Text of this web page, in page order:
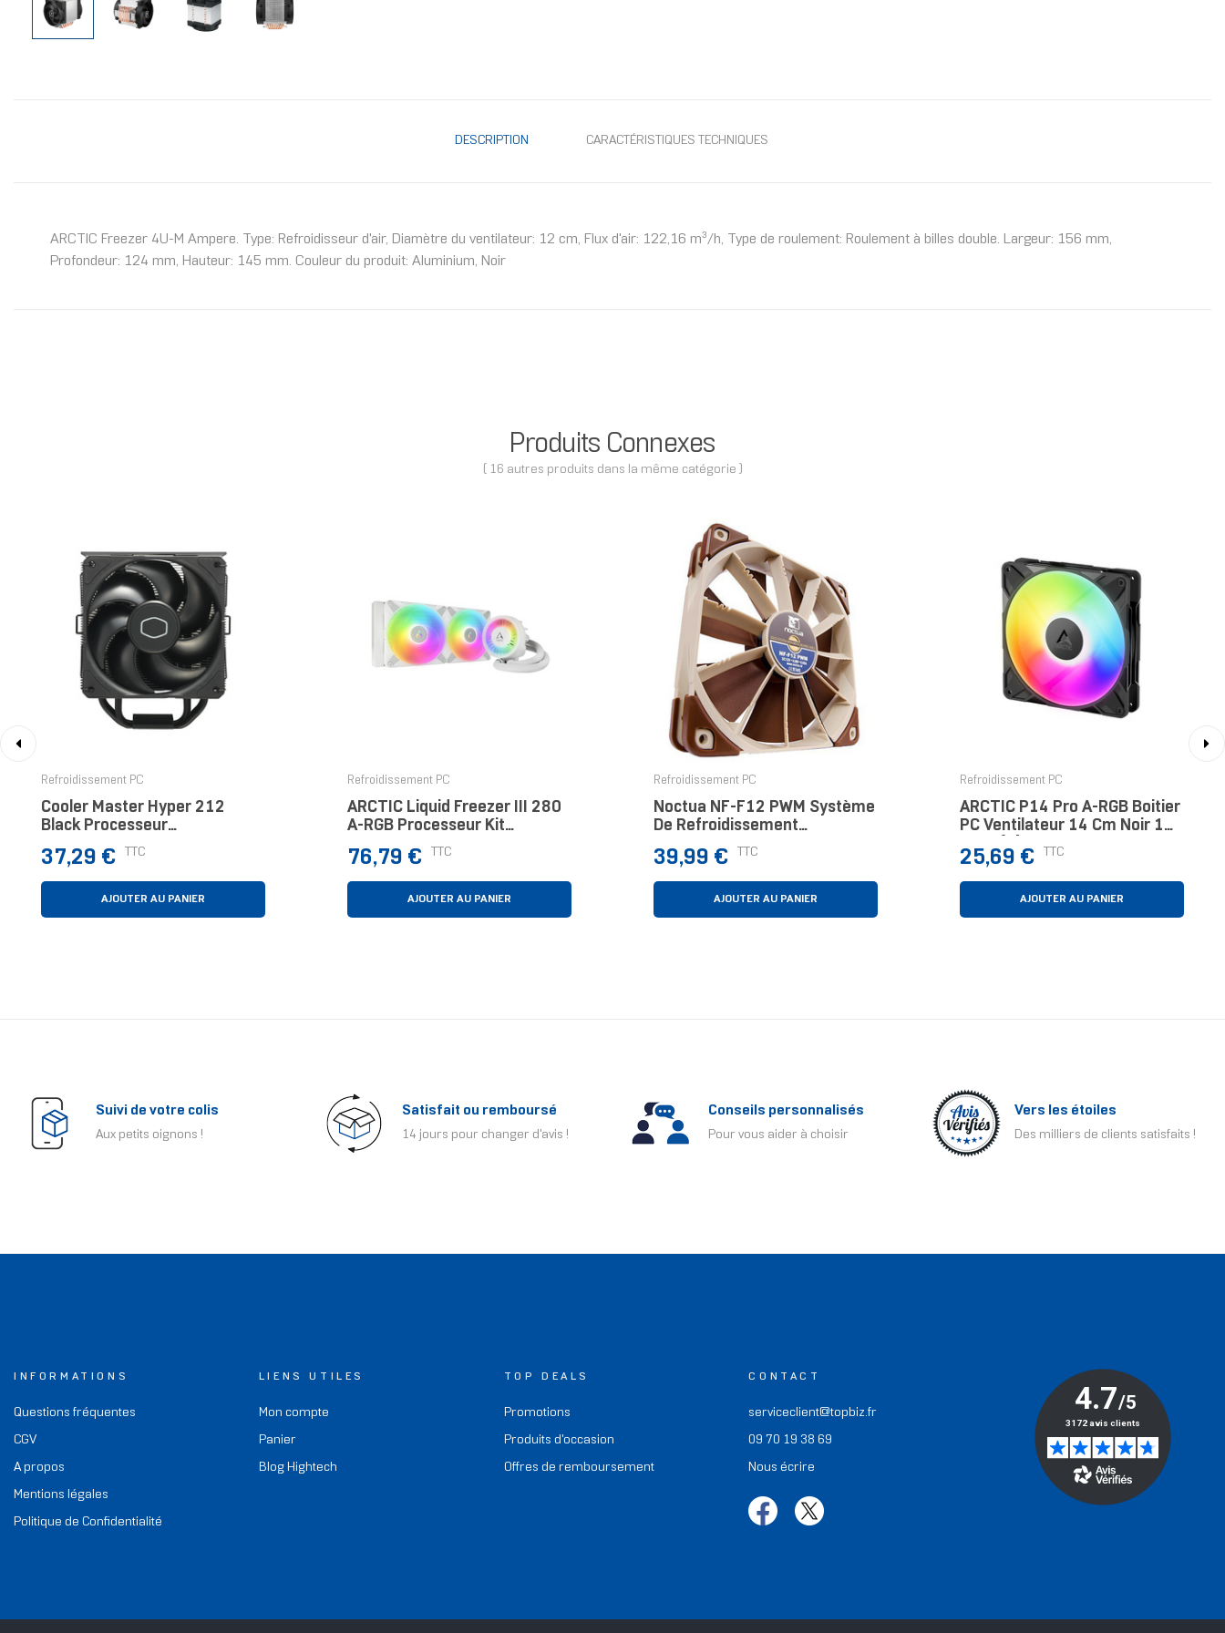
DESCRIPTION CARACTÉRISTIQUES TECHNIQUES
ARCTIC Freezer 4U-M Ampere. Type: Refroidisseur d'air, Diamètre du ventilateur: 12 cm, Flux d'air: 122,16 m³/h, Type de roulement: Roulement à billes double. Largeur: 156 mm,
Profondeur: 124 mm, Hauteur: 145 mm. Couleur du produit: Aluminium, Noir
Produits Connexes
( 16 autres produits dans la même catégorie )
Refroidissement PC
Cooler Master Hyper 212
Black Processeur
Refroidisseur D'air 12 Cm Noir
Prix
37,29 € TTC
AJOUTER AU PANIER
Refroidissement PC
ARCTIC Liquid Freezer III 280
A-RGB Processeur Kit
Watercooling 14 Cm Blanc 1
Pièce(s)
Prix
76,79 € TTC
AJOUTER AU PANIER
Refroidissement PC
Noctua NF-F12 PWM Système
De Refroidissement
D’ordinateur Boitier PC
Ventilateur
Prix
39,99 € TTC
AJOUTER AU PANIER
Refroidissement PC
ARCTIC P14 Pro A-RGB Boitier
PC Ventilateur 14 Cm Noir 1
Prix
25,69 € TTC
AJOUTER AU PANIER
Suivi de votre colis
Aux petits oignons !
Satisfait ou remboursé
14 jours pour changer d'avis !
Conseils personnalisés
Pour vous aider à choisir
Vers les étoiles
Des milliers de clients satisfaits !
INFORMATIONS
Questions fréquentes
CGV
A propos
Mentions légales
Politique de Confidentialité
LIENS UTILES
Mon compte
Panier
Blog Hightech
TOP DEALS
Promotions
Produits d'occasion
Offres de remboursement
CONTACT
serviceclient@topbiz.fr
09 70 19 38 69
Nous écrire